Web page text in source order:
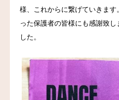
様、これからに繋げていきます
った保護者の皆様にも感謝致
した。